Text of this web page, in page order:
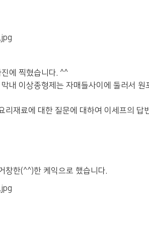
에 찍혔습니다. ^^
내 이상종형제는 자매들사이에 둘러서
재료에 대한 질문에 대하여 이세프의 답
창한(^^)한 케익으로 했습니다.